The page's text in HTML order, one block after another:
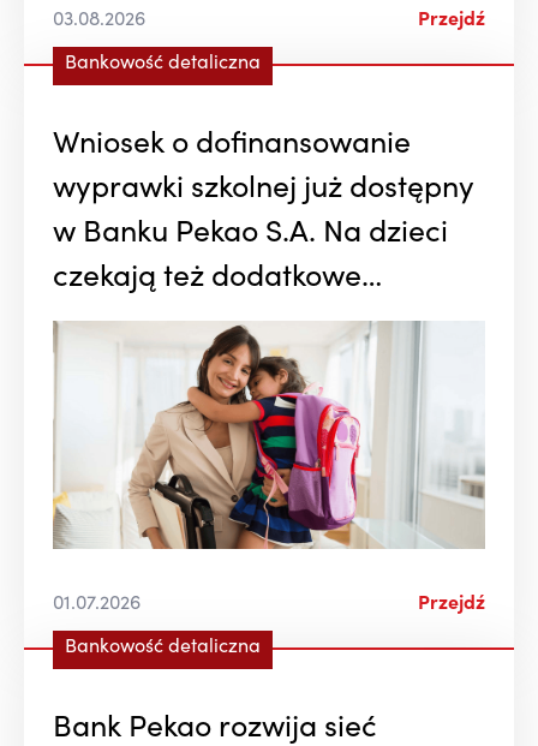
03.08.2026 Przejdź
Bankowość detaliczna
Wniosek o dofinansowanie
wyprawki szkolnej już dostępny
w Banku Pekao S.A. Na dzieci
czekają też dodatkowe
finansowe bonusy
01.07.2026 Przejdź
Bankowość detaliczna
Bank Pekao rozwija sieć